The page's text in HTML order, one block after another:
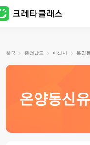
한국 충청남도 아산시 온양
온양동신